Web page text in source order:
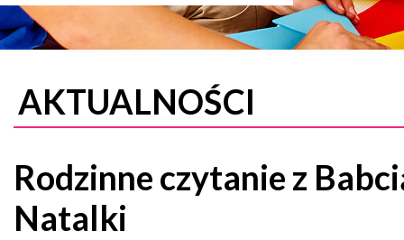
AKTUALNOŚCI
Rodzinne czytanie z
Natalki